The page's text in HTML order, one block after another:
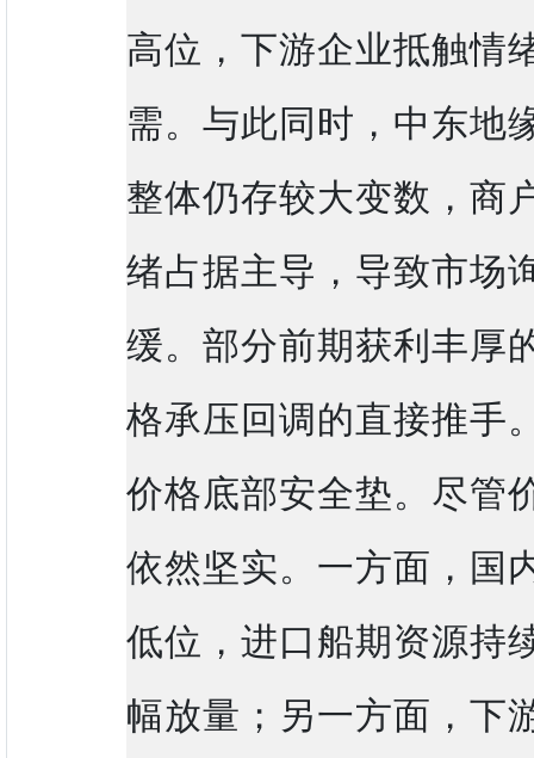
高位，下游企业抵触情
需。与此同时，中东地
整体仍存较大变数，商
绪占据主导，导致市场
缓。部分前期获利丰厚
格承压回调的直接推手
价格底部安全垫。尽管
依然坚实。一方面，国
低位，进口船期资源持
幅放量；另一方面，下